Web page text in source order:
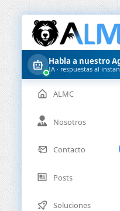
Habla a nuestro
IA · respuestas al
ALMC
Nosotros
Contacto
Posts
Soluciones